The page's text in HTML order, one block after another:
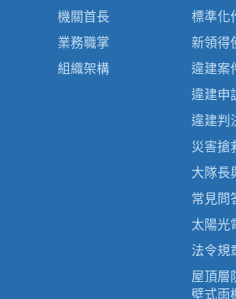
機關首長
業務職掌
組織架構
標準化
新領得
違建案
違建申
違建判
災害搶
大隊長
常見問
太陽光
法令規
屋頂層
壁式雨